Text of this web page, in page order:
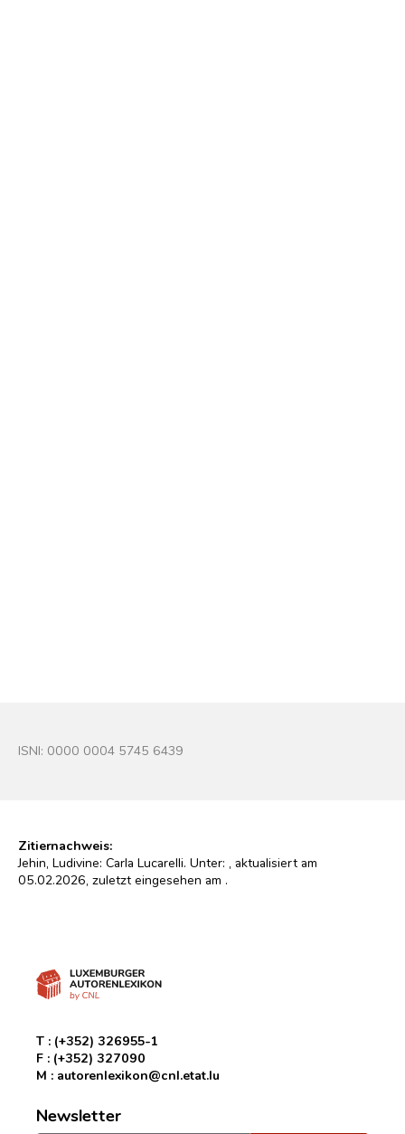
ISNI: 0000 0004 5745 6439
Zitiernachweis:
Jehin, Ludivine: Carla Lucarelli. Unter: , aktualisiert am
05.02.2026, zuletzt eingesehen am .
T : (+352) 326955-1
F : (+352) 327090
M : autorenlexikon@cnl.etat.lu
Newsletter